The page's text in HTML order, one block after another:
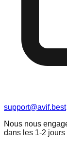
support@avif.best
Nous nous
dans les 1-2 jours